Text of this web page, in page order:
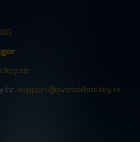
support@svenskhockey.tv